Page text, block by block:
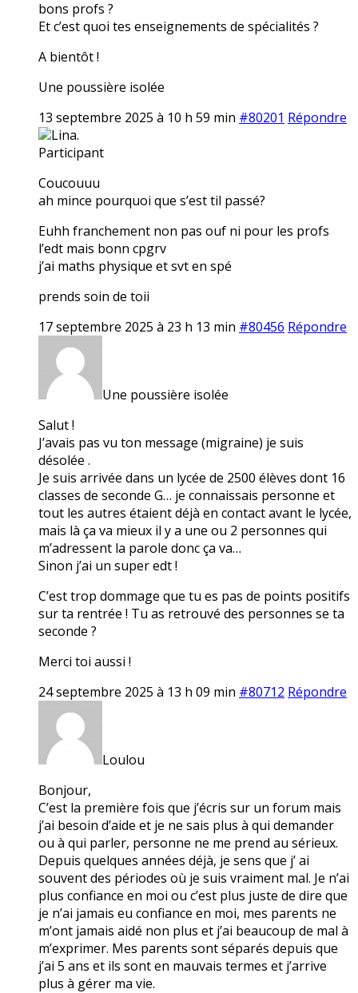
bons profs ?
Et c’est quoi tes enseignements de spécialités ?
A bientôt !
Une poussière isolée
13 septembre 2025 à 10 h 59 min #80201 Répondre
Lina.
Participant
Coucouuu
ah mince pourquoi que s’est til passé?
Euhh franchement non pas ouf ni pour les profs
l’edt mais bonn cpgrv
j’ai maths physique et svt en spé
prends soin de toii
17 septembre 2025 à 23 h 13 min #80456 Répondre
Une poussière isolée
Salut !
J’avais pas vu ton message (migraine) je suis
désolée .
Je suis arrivée dans un lycée de 2500 élèves dont 16
classes de seconde G… je connaissais personne et
tout les autres étaient déjà en contact avant le lycée,
mais là ça va mieux il y a une ou 2 personnes qui
m’adressent la parole donc ça va…
Sinon j’ai un super edt !
C’est trop dommage que tu es pas de points positifs
sur ta rentrée ! Tu as retrouvé des personnes se ta
seconde ?
Merci toi aussi !
24 septembre 2025 à 13 h 09 min #80712 Répondre
Loulou
Bonjour,
C’est la première fois que j’écris sur un forum mais
j’ai besoin d’aide et je ne sais plus à qui demander
ou à qui parler, personne ne me prend au sérieux.
Depuis quelques années déjà, je sens que j’ ai
souvent des périodes où je suis vraiment mal. Je n’ai
plus confiance en moi ou c’est plus juste de dire que
je n’ai jamais eu confiance en moi, mes parents ne
m’ont jamais aidé non plus et j’ai beaucoup de mal à
m’exprimer. Mes parents sont séparés depuis que
j’ai 5 ans et ils sont en mauvais termes et j’arrive
plus à gérer ma vie.